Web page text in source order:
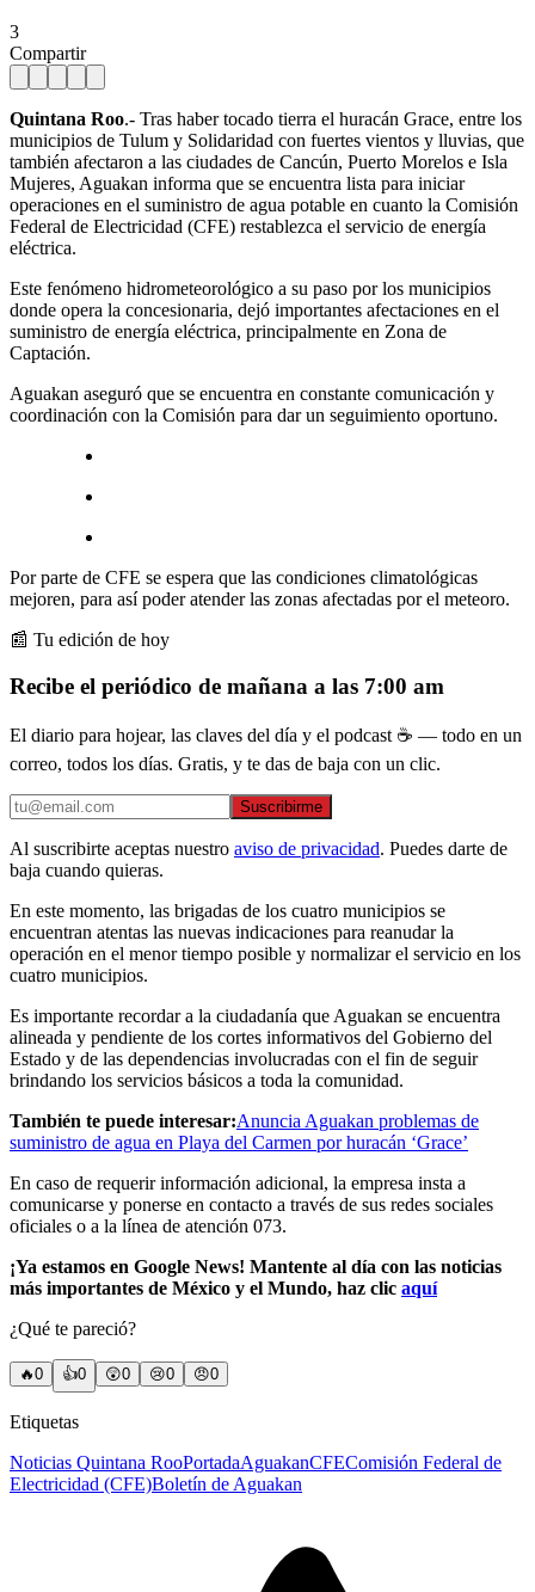
3
Compartir
Quintana Roo.- Tras haber tocado tierra el huracán Grace, entre los
municipios de Tulum y Solidaridad con fuertes vientos y lluvias, que
también afectaron a las ciudades de Cancún, Puerto Morelos e Isla
Mujeres, Aguakan informa que se encuentra lista para iniciar
operaciones en el suministro de agua potable en cuanto la Comisión
Federal de Electricidad (CFE) restablezca el servicio de energía
eléctrica.
Este fenómeno hidrometeorológico a su paso por los municipios
donde opera la concesionaria, dejó importantes afectaciones en el
suministro de energía eléctrica, principalmente en Zona de
Captación.
Aguakan aseguró que se encuentra en constante comunicación y
coordinación con la Comisión para dar un seguimiento oportuno.
Por parte de CFE se espera que las condiciones climatológicas
mejoren, para así poder atender las zonas afectadas por el meteoro.
📰 Tu edición de hoy
Recibe el periódico de mañana a las 7:00 am
El diario para hojear, las claves del día y el podcast ☕ — todo en un
correo, todos los días. Gratis, y te das de baja con un clic.
Suscribirme
Al suscribirte aceptas nuestro aviso de privacidad. Puedes darte de
baja cuando quieras.
En este momento, las brigadas de los cuatro municipios se
encuentran atentas las nuevas indicaciones para reanudar la
operación en el menor tiempo posible y normalizar el servicio en los
cuatro municipios.
Es importante recordar a la ciudadanía que Aguakan se encuentra
alineada y pendiente de los cortes informativos del Gobierno del
Estado y de las dependencias involucradas con el fin de seguir
brindando los servicios básicos a toda la comunidad.
También te puede interesar:Anuncia Aguakan problemas de
suministro de agua en Playa del Carmen por huracán ‘Grace’
En caso de requerir información adicional, la empresa insta a
comunicarse y ponerse en contacto a través de sus redes sociales
oficiales o a la línea de atención 073.
¡Ya estamos en Google News! Mantente al día con las noticias
más importantes de México y el Mundo, haz clic aquí
¿Qué te pareció?
🔥0 👍0 😲0 😢0 😠0
Etiquetas
Noticias Quintana RooPortadaAguakanCFEComisión Federal de
Electricidad (CFE)Boletín de Aguakan